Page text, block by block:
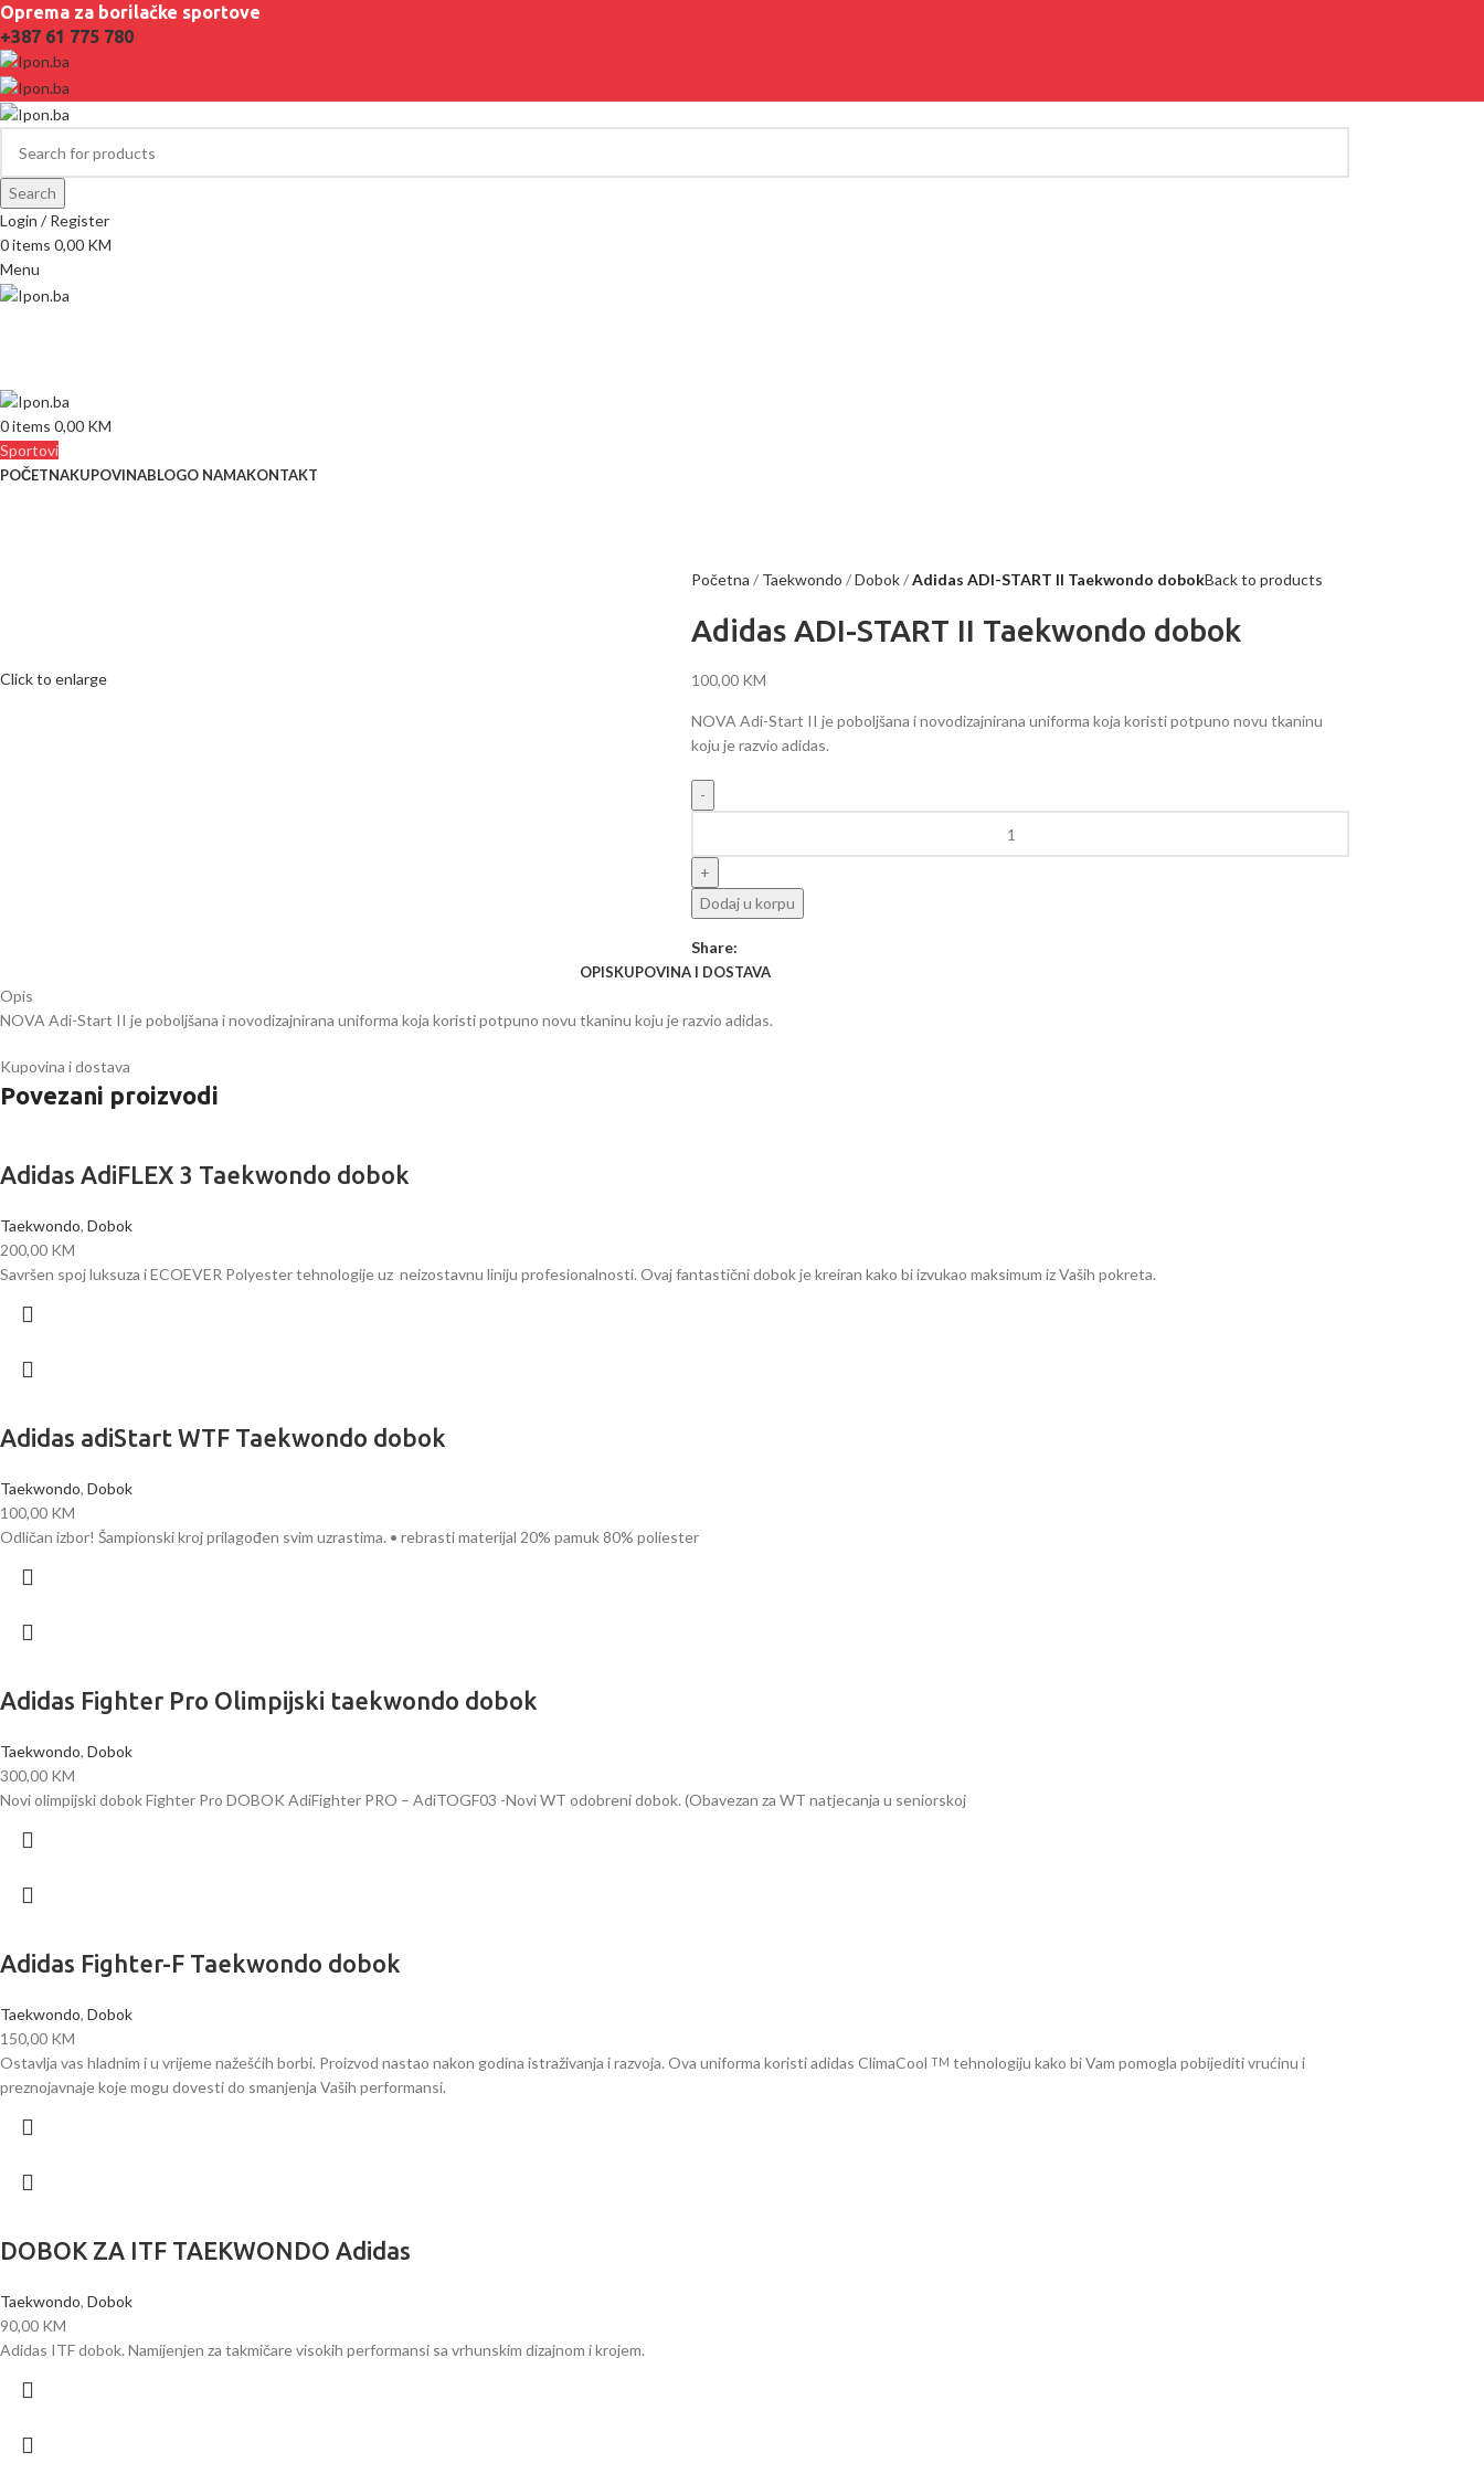
Oprema za borilačke sportove
+387 61 775 780
Search
Login / Register
0items 0,00 KM
Menu
0items 0,00 KM
Sportovi
POČETNAKUPOVINABLOGO NAMAKONTAKT
Click to enlarge
Početna Taekwondo Dobok Adidas ADI-START II Taekwondo dobokBack to products
Adidas ADI-START II Taekwondo dobok
100,00 KM
NOVA Adi-Start II je poboljšana i novodizajnirana uniforma koja koristi potpuno novu tkaninu
koju je razvio adidas.
Dodaj u korpu
Share:
OPISKUPOVINA I DOSTAVA
Opis
NOVA Adi-Start II je poboljšana i novodizajnirana uniforma koja koristi potpuno novu tkaninu koju je razvio adidas.
Kupovina i dostava
Povezani proizvodi
Adidas AdiFLEX 3 Taekwondo dobok
Taekwondo, Dobok
200,00 KM
Savršen spoj luksuza i ECOEVER Polyester tehnologije uz neizostavnu liniju profesionalnosti. Ovaj fantastični dobok je kreiran kako bi izvukao maksimum iz Vaših pokreta.
Adidas adiStart WTF Taekwondo dobok
Taekwondo, Dobok
100,00 KM
Odličan izbor! Šampionski kroj prilagođen svim uzrastima. • rebrasti materijal 20% pamuk 80% poliester
Adidas Fighter Pro Olimpijski taekwondo dobok
Taekwondo, Dobok
300,00 KM
Novi olimpijski dobok Fighter Pro DOBOK AdiFighter PRO – AdiTOGF03 -Novi WT odobreni dobok. (Obavezan za WT natjecanja u seniorskoj
Adidas Fighter-F Taekwondo dobok
Taekwondo, Dobok
150,00 KM
Ostavlja vas hladnim i u vrijeme nažešćih borbi. Proizvod nastao nakon godina istraživanja i razvoja. Ova uniforma koristi adidas ClimaCool TM tehnologiju kako bi Vam pomogla pobijediti vrućinu i
preznojavnaje koje mogu dovesti do smanjenja Vaših performansi.
DOBOK ZA ITF TAEKWONDO Adidas
Taekwondo, Dobok
90,00 KM
Adidas ITF dobok. Namijenjen za takmičare visokih performansi sa vrhunskim dizajnom i krojem.